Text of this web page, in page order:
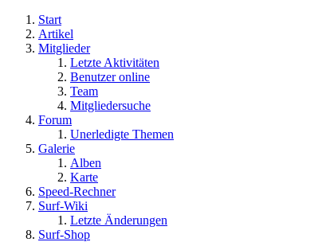
Start
Artikel
Mitglieder
Letzte Aktivitäten
Benutzer online
Team
Mitgliedersuche
Forum
Unerledigte Themen
Galerie
Alben
Karte
Speed-Rechner
Surf-Wiki
Letzte Änderungen
Surf-Shop